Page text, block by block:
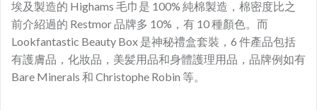
埃及製造的 Highams 毛巾是 100% 純棉製造，棉密度比之
前介紹過的 Restmor 品牌多 10%，有 10 種顏色。而
Lookfantastic Beauty Box 是神秘禮盒套裝，6 件產品包括
有護膚品，化妝品，美髪用品和身體護理用品，品牌例如有
Bare Minerals 和 Christophe Robin 等。